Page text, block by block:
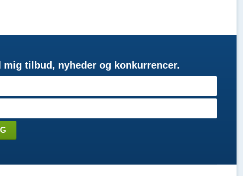
mig tilbud, nyheder og konkurrencer.